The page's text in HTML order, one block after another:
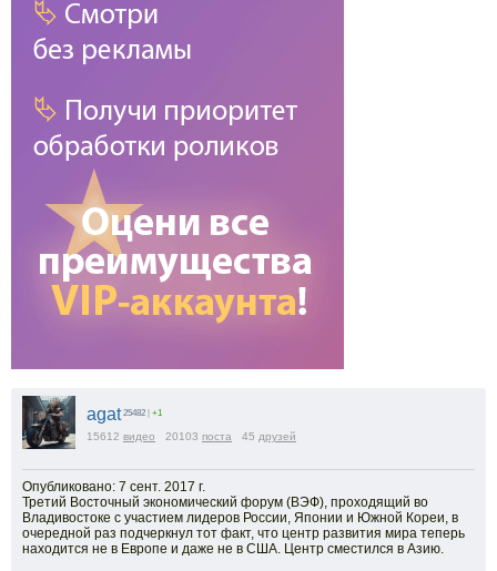
agat 25482 +1
15612 видео 20103 поста 45 друзей
Опубликовано: 7 сент. 2017 г.
Третий Восточный экономический форум (ВЭФ), проходящий во
Владивостоке с участием лидеров России, Японии и Южной Кореи, в
очередной раз подчеркнул тот факт, что центр развития мира теперь
находится не в Европе и даже не в США. Центр сместился в Азию.